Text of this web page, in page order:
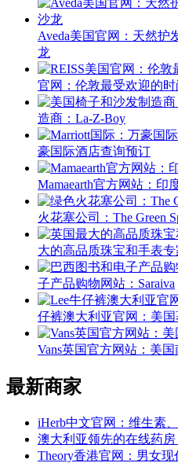
Aveda美国官网：天然护
龙
官网：伦敦最受欢迎的
造商：La-Z-Boy
豪国际酒店查询预订
Mamaearth官方网站：印
火花塞公司：The Green
大的高品质珠宝和手表专
子产品购物网站：Saraiva
仔裤澳大利亚官网：美
Vans英国官方网站：美
最新商家
iHerb中文官网：维生素
澳大利亚领先的在线药房
Theory香港官网：男女现